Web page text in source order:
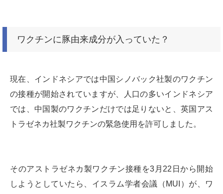
ワクチンに豚由来成分が入っていた？
現在、インドネシアでは中国シノバック社製のワクチン
の接種が開始されていますが、人口の多いインドネシア
では、中国製のワクチンだけでは足りないと、英国アス
トラゼネカ社製ワクチンの緊急使用を許可しました。
そのアストラゼネカ製ワクチン接種を3月22日から開始
しようとしていたら、イスラム学者会議（MUI）が、ワ